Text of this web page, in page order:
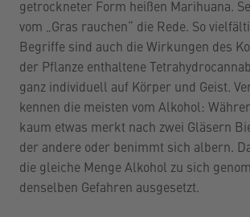
getrockneter Form heißen Marihuana.
vom „Gras rauchen“ die Rede. So
Begriffe sind auch die Wirkungen des
der Pflanze enthaltene
ganz individuell auf Körper und Geist.
kennen die meisten vom Alkohol:
kaum etwas merkt nach zwei Gläsern
der andere oder benimmt sich albern.
die gleiche Menge Alkohol zu sich
denselben Gefahren ausgesetzt.